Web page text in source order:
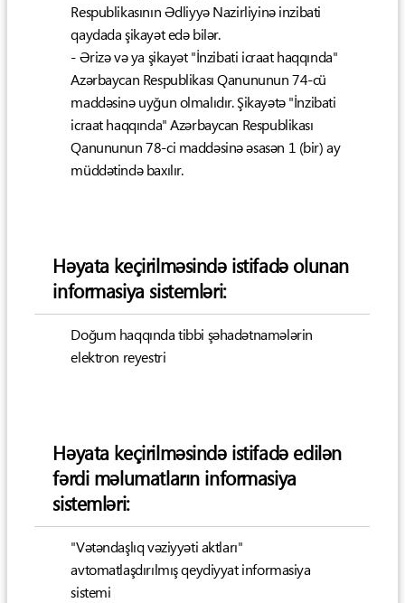
Respublikasının Ədliyyə Nazirliyinə inzibati
qaydada şikayət edə bilər.
- Ərizə və ya şikayət "İnzibati icraat haqqında"
Azərbaycan Respublikası Qanununun 74-cü
maddəsinə uyğun olmalıdır. Şikayətə "İnzibati
icraat haqqında" Azərbaycan Respublikası
Qanununun 78-ci maddəsinə əsasən 1 (bir) ay
müddətində baxılır.
Həyata keçirilməsində istifadə olunan
informasiya sistemləri:
Doğum haqqında tibbi şəhadətnamələrin
elektron reyestri
Həyata keçirilməsində istifadə edilən
fərdi məlumatların informasiya
sistemləri:
"Vətəndaşlıq vəziyyəti aktları"
avtomatlaşdırılmış qeydiyyat informasiya
sistemi